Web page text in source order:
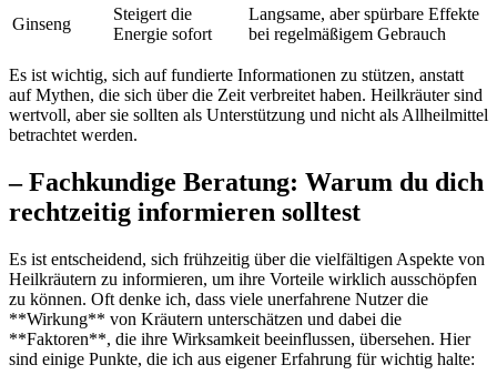
Ginseng
Steigert die
Energie‍ sofort
Langsame, aber spürbare⁣ Effekte
bei regelmäßigem Gebrauch
Es ist ⁣wichtig, sich auf⁢ fundierte Informationen zu ‌stützen, anstatt
auf Mythen, die ⁣sich über ⁢die Zeit verbreitet haben. Heilkräuter sind
wertvoll, aber ​sie‌ sollten als Unterstützung⁣ und nicht als Allheilmittel
betrachtet werden.
– Fachkundige​ Beratung: ‌Warum du dich
rechtzeitig informieren solltest
Es ist entscheidend, sich frühzeitig ​über‍ die ‌vielfältigen Aspekte ⁢von
Heilkräutern zu informieren, um ihre Vorteile wirklich ausschöpfen
zu können. ‍Oft denke ich, dass ⁢viele unerfahrene Nutzer die⁢
**Wirkung**⁢ von Kräutern unterschätzen und ⁤dabei‌ die
**Faktoren**, die ihre Wirksamkeit beeinflussen, übersehen. Hier
sind einige Punkte,⁤ die ‌ich aus⁤ eigener Erfahrung ‍für wichtig ‌halte: